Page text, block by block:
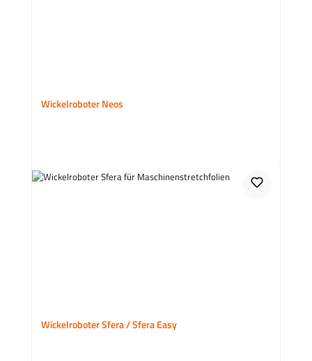
Wickelroboter Neos
Wickelroboter Sfera / Sfera Easy